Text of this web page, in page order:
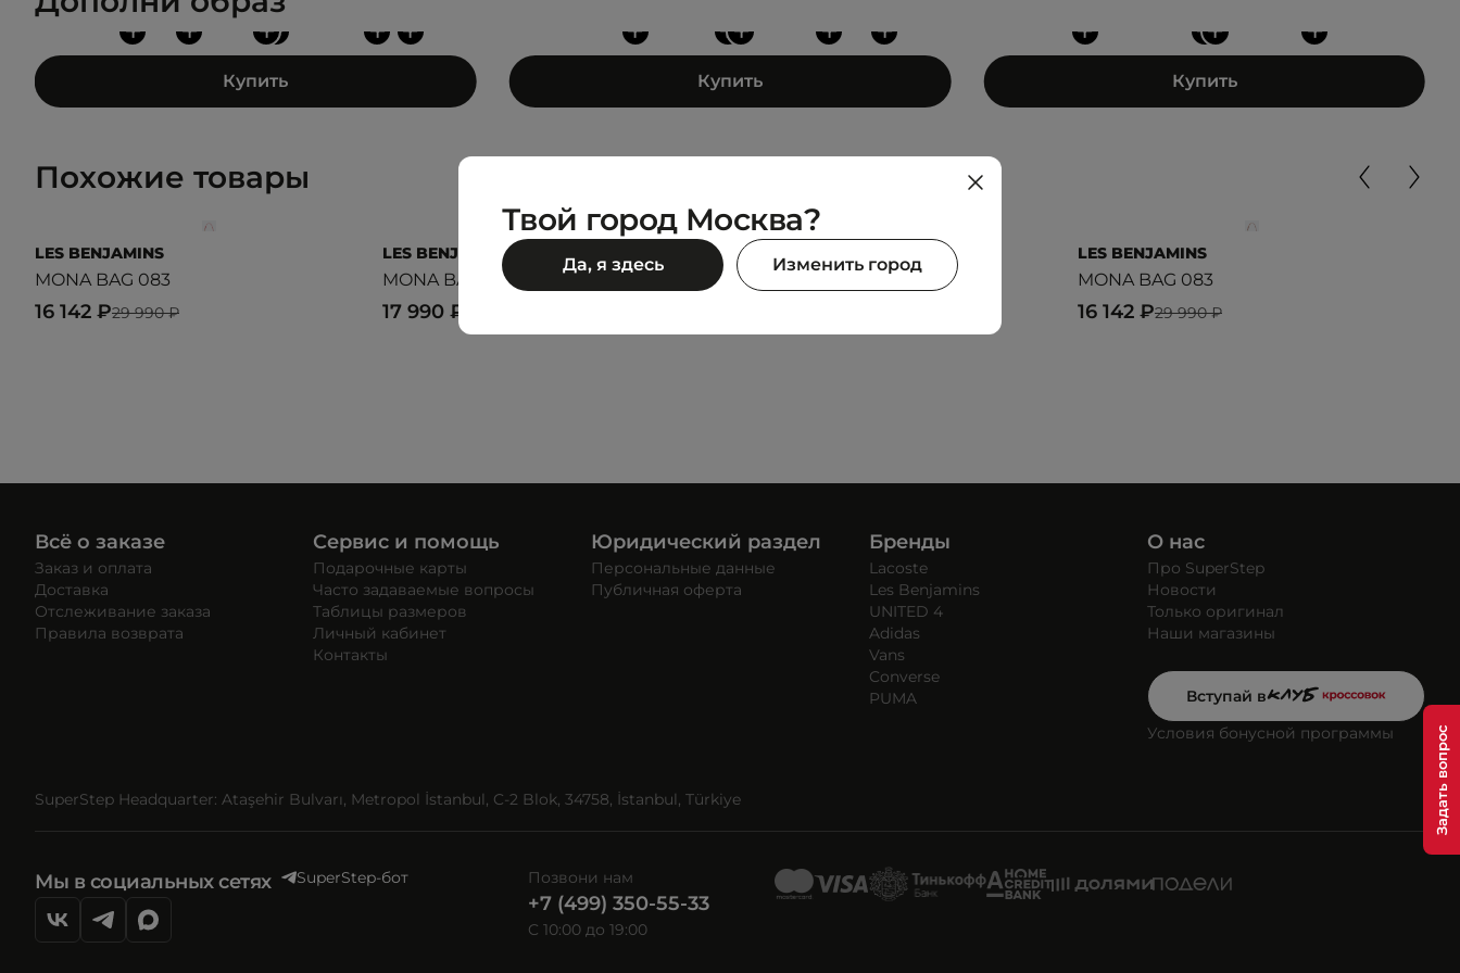
+
+
+ + + +
Купить
+
+
+ + +
Купить
+
+ + +
Купить
Похожие товары
LES BENJAMINS
MONA BAG 083
29 990 ₽
16 142 ₽
LES BENJAMINS
MONA BAG 083
17 990 ₽
LES BENJAMINS
MONA BAG 083
LES BENJAMINS
MONA BAG 083
29 990 ₽
16 142 ₽
Всё о заказе
Заказ и оплата
Доставка
Отслеживание заказа
Правила возврата
Сервис и помощь
Подарочные карты
Часто задаваемые вопросы
Таблицы размеров
Личный кабинет
Контакты
Юридический раздел
Персональные данные
Публичная оферта
Бренды
Lacoste
Les Benjamins
UNITED 4
Adidas
Vans
Converse
PUMA
О нас
Про SuperStep
Новости
Только оригинал
Наши магазины
Вступай в
Условия бонусной программы
SuperStep Headquarter: Ataşehir Bulvarı, Metropol İstanbul, C-2 Blok, 34758, İstanbul, Türkiye
Мы в социальных сетях SuperStep-бот Позвони нам
+7 (499) 350-55-33
C 10:00 до 19:00
Твой город Москва?
Да, я здесь Изменить город